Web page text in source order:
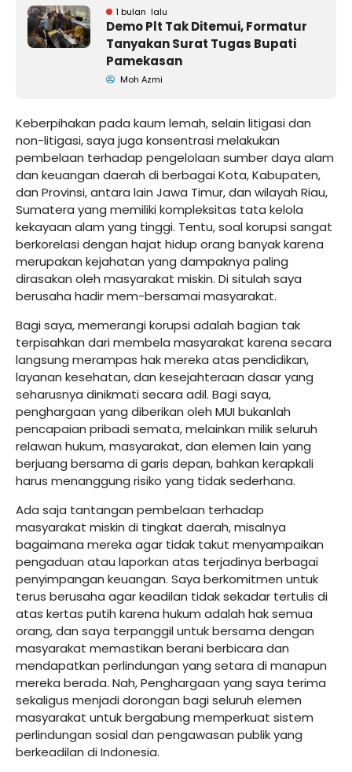
1 bulan lalu
Demo Plt Tak Ditemui, Formatur
Tanyakan Surat Tugas Bupati
Pamekasan
Moh Azmi
Keberpihakan pada kaum lemah, selain litigasi dan
non-litigasi, saya juga konsentrasi melakukan
pembelaan terhadap pengelolaan sumber daya alam
dan keuangan daerah di berbagai Kota, Kabupaten,
dan Provinsi, antara lain Jawa Timur, dan wilayah Riau,
Sumatera yang memiliki kompleksitas tata kelola
kekayaan alam yang tinggi. Tentu, soal korupsi sangat
berkorelasi dengan hajat hidup orang banyak karena
merupakan kejahatan yang dampaknya paling
dirasakan oleh masyarakat miskin. Di situlah saya
berusaha hadir mem-bersamai masyarakat.
Bagi saya, memerangi korupsi adalah bagian tak
terpisahkan dari membela masyarakat karena secara
langsung merampas hak mereka atas pendidikan,
layanan kesehatan, dan kesejahteraan dasar yang
seharusnya dinikmati secara adil. Bagi saya,
penghargaan yang diberikan oleh MUI bukanlah
pencapaian pribadi semata, melainkan milik seluruh
relawan hukum, masyarakat, dan elemen lain yang
berjuang bersama di garis depan, bahkan kerapkali
harus menanggung risiko yang tidak sederhana.
Ada saja tantangan pembelaan terhadap
masyarakat miskin di tingkat daerah, misalnya
bagaimana mereka agar tidak takut menyampaikan
pengaduan atau laporkan atas terjadinya berbagai
penyimpangan keuangan. Saya berkomitmen untuk
terus berusaha agar keadilan tidak sekadar tertulis di
atas kertas putih karena hukum adalah hak semua
orang, dan saya terpanggil untuk bersama dengan
masyarakat memastikan berani berbicara dan
mendapatkan perlindungan yang setara di manapun
mereka berada. Nah, Penghargaan yang saya terima
sekaligus menjadi dorongan bagi seluruh elemen
masyarakat untuk bergabung memperkuat sistem
perlindungan sosial dan pengawasan publik yang
berkeadilan di Indonesia.